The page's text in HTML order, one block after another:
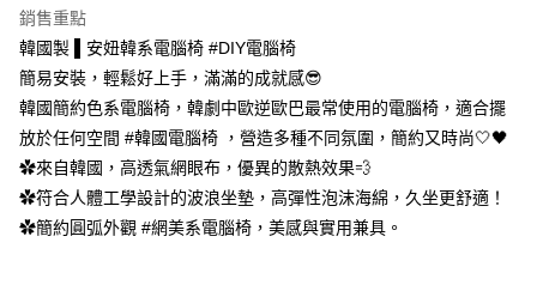
帳／街口支付／iPASS MONEY」等通路繳費。
【注意事項】
1.本服務係由「台灣大哥大股份有限公司」（以下簡稱本公司）所提供，讓
用戶於交易時，得透過本服務購買商品或服務，並由商店將買賣／分期付款
買賣價金債權讓與本公司後，依約使用本公司帳單繳交帳款。
資料（包含姓名、電話或地址）提供予台灣大哥大進項蒐集、處理及利用，
由本公司與您本人進行分期帳單所需資料之確認、核對及更正。
3.完整用戶服務條款，請詳閱以下連結：https://oppay.tw/userRule
結帳頁面，進行簡訊認證並確認金額後，即可完成結帳。
２．訂單成立數日內，您將收到繳費通知簡訊。
３．收到繳費通知簡訊後14天內，點擊此簡訊中的連結，可透過四大超商／
ATM／網路銀行／等多元方式進行付款，方視為交易完成。
※ 請注意：結帳手續完成當下不需立刻繳費，但若您需要取消訂單，請聯絡
購買商品的店家。未經商家同意取消之訂單仍視為有效，需透過AFTEE先享
後付繳納相關費用。
※ 交易是否成功請以「AFTEE先享後付 」之結帳頁面顯示為準，若有關於
是否繳費成功／繳費後需取消欲退款等相關疑問，請聯繫「AFTEE先享後付
客戶支援中心」https://netprotections.freshdesk.com/support/home
銷售重點
韓國製 ▌安妞韓系電腦椅 #DIY電腦椅
簡易安裝，輕鬆好上手，滿滿的成就感😎
韓國簡約色系電腦椅，韓劇中歐逆歐巴最常使用的電腦椅，適合擺
放於任何空間 #韓國電腦椅 ，營造多種不同氛圍，簡約又時尚🤍🖤
✿來自韓國，高透氣網眼布，優異的散熱效果💨
✿符合人體工學設計的波浪坐墊，高彈性泡沫海綿，久坐更舒適！
✿簡約圓弧外觀 #網美系電腦椅，美感與實用兼具。